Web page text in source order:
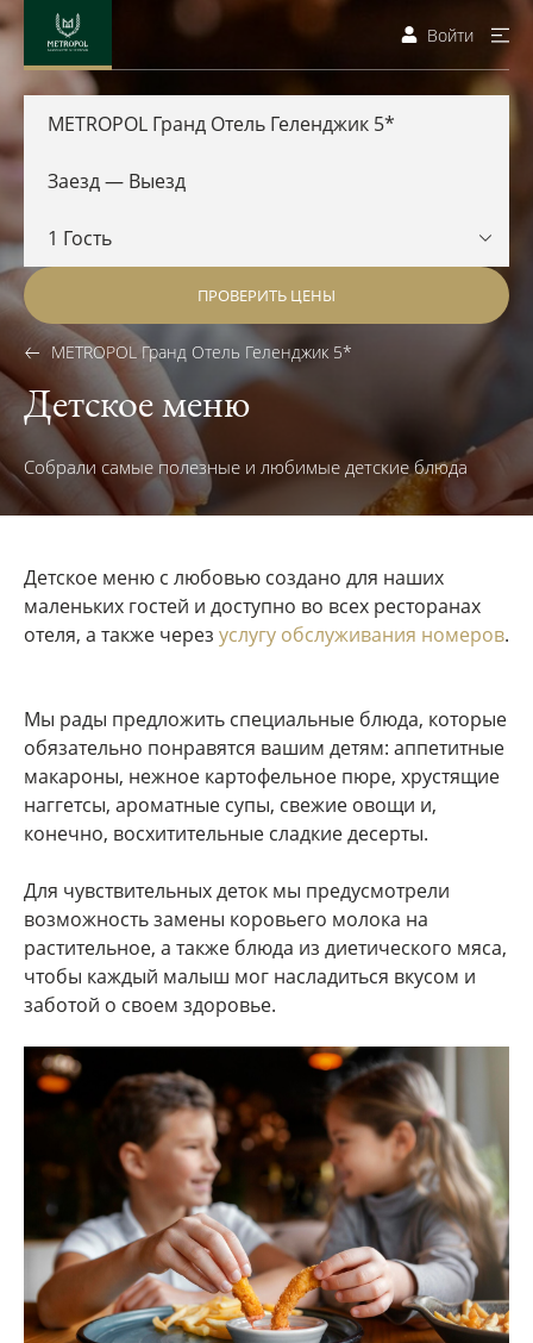
Войти
METROPOL Гранд Отель Геленджик 5*
ПРОВЕРИТЬ ЦЕНЫ
METROPOL Гранд Отель Геленджик 5*
Детское меню
Собрали самые полезные и любимые детские блюда
Детское меню с любовью создано для наших
маленьких гостей и доступно во всех ресторанах
отеля, а также через услугу обслуживания номеров.
Мы рады предложить специальные блюда, которые
обязательно понравятся вашим детям: аппетитные
макароны, нежное картофельное пюре, хрустящие
наггетсы, ароматные супы, свежие овощи и,
конечно, восхитительные сладкие десерты.
Для чувствительных деток мы предусмотрели
возможность замены коровьего молока на
растительное, а также блюда из диетического мяса,
чтобы каждый малыш мог насладиться вкусом и
заботой о своем здоровье.